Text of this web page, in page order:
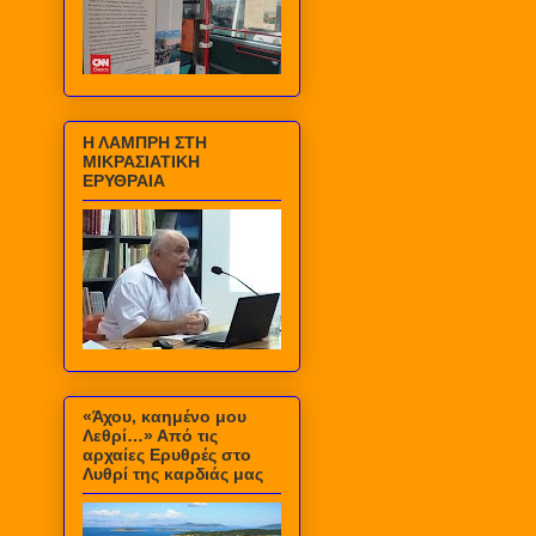
Η ΛΑΜΠΡΗ ΣΤΗ
ΜΙΚΡΑΣΙΑΤΙΚΗ
ΕΡΥΘΡΑΙΑ
«Άχου, καημένο μου
Λεθρί…» Από τις
αρχαίες Ερυθρές στο
Λυθρί της καρδιάς μας